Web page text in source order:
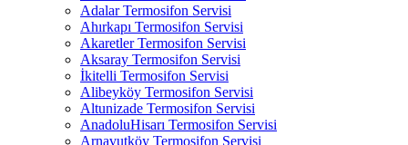
Adalar Termosifon Servisi
Ahırkapı Termosifon Servisi
Akaretler Termosifon Servisi
Aksaray Termosifon Servisi
İkitelli Termosifon Servisi
Alibeyköy Termosifon Servisi
Altunizade Termosifon Servisi
AnadoluHisarı Termosifon Servisi
Arnavutköy Termosifon Servisi